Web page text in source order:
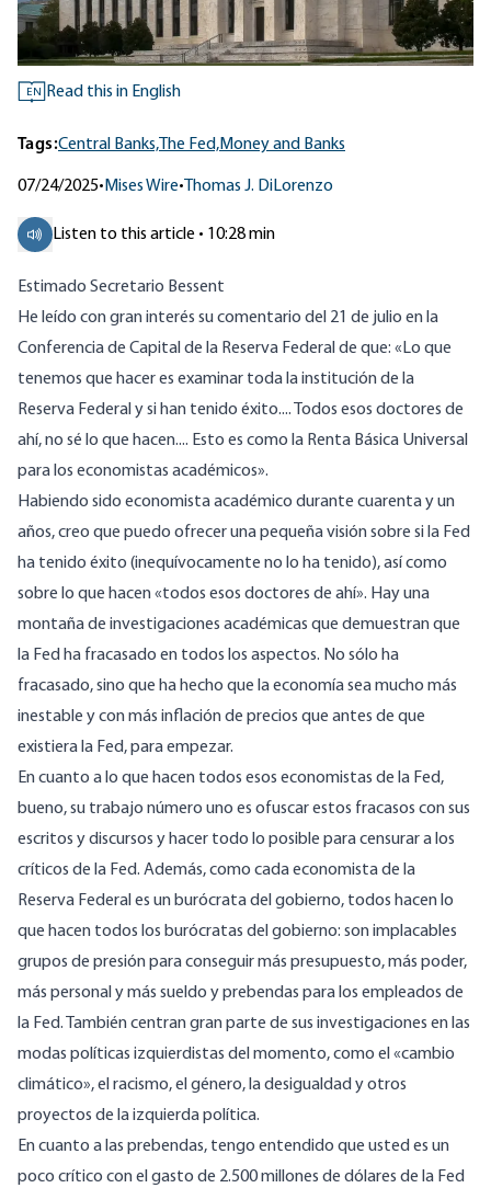
EN Read this in English
Tags:Central Banks, The Fed,Money and Banks
07/24/2025• Mises Wire• Thomas J. DiLorenzo
Listen to this article • 10:28 min
Estimado Secretario Bessent
He leído con gran interés su comentario del 21 de julio en la
Conferencia de Capital de la Reserva Federal de que: «Lo que
tenemos que hacer es examinar toda la institución de la
Reserva Federal y si han tenido éxito.... Todos esos doctores de
ahí, no sé lo que hacen.... Esto es como la Renta Básica Universal
para los economistas académicos».
Habiendo sido economista académico durante cuarenta y un
años, creo que puedo ofrecer una pequeña visión sobre si la Fed
ha tenido éxito (inequívocamente no lo ha tenido), así como
sobre lo que hacen «todos esos doctores de ahí». Hay una
montaña de investigaciones académicas que demuestran que
la Fed ha fracasado en todos los aspectos. No sólo ha
fracasado, sino que ha hecho que la economía sea mucho más
inestable y con más inflación de precios que antes de que
existiera la Fed, para empezar.
En cuanto a lo que hacen todos esos economistas de la Fed,
bueno, su trabajo número uno es ofuscar estos fracasos con sus
escritos y discursos y hacer todo lo posible para censurar a los
críticos de la Fed. Además, como cada economista de la
Reserva Federal es un burócrata del gobierno, todos hacen lo
que hacen todos los burócratas del gobierno: son implacables
grupos de presión para conseguir más presupuesto, más poder,
más personal y más sueldo y prebendas para los empleados de
la Fed. También centran gran parte de sus investigaciones en las
modas políticas izquierdistas del momento, como el «cambio
climático», el racismo, el género, la desigualdad y otros
proyectos de la izquierda política.
En cuanto a las prebendas, tengo entendido que usted es un
poco crítico con el gasto de 2.500 millones de dólares de la Fed